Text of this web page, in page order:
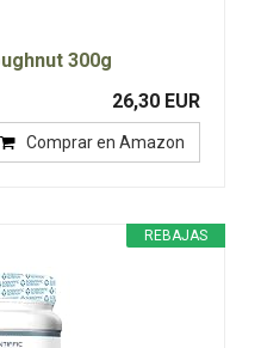
300g
26,30 EUR
Comprar en Amazon
REBAJAS